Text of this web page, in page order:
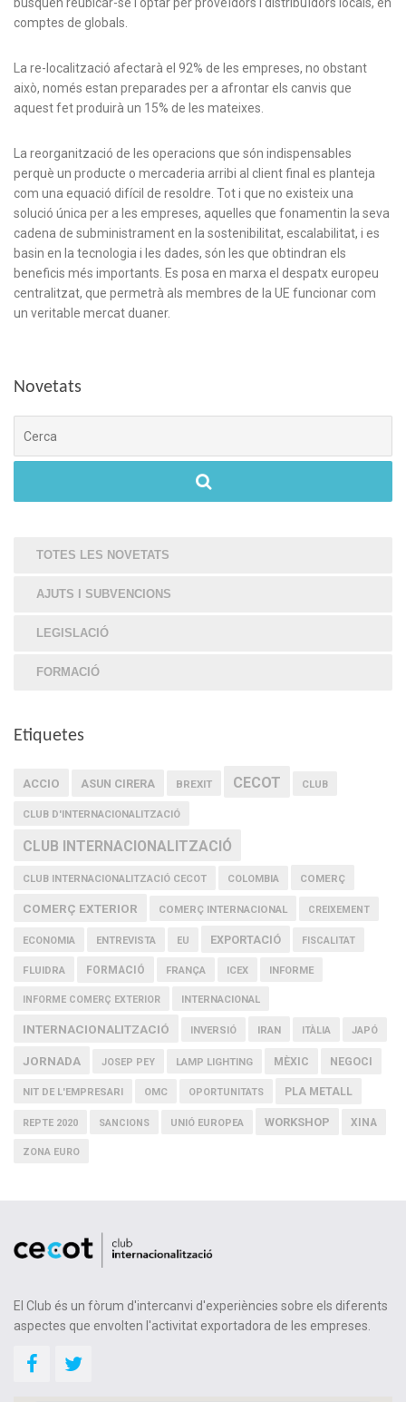
busquen reubicar-se i optar per proveïdors i distribuïdors locals, en
comptes de globals.
La re-localització afectarà el 92% de les empreses, no obstant
això, només estan preparades per a afrontar els canvis que
aquest fet produirà un 15% de les mateixes.
La reorganització de les operacions que són indispensables
perquè un producte o mercaderia arribi al client final es planteja
com una equació difícil de resoldre. Tot i que no existeix una
solució única per a les empreses, aquelles que fonamentin la seva
cadena de subministrament en la sostenibilitat, escalabilitat, i es
basin en la tecnologia i les dades, són les que obtindran els
beneficis més importants. Es posa en marxa el despatx europeu
centralitzat, que permetrà als membres de la UE funcionar com
un veritable mercat duaner.
Novetats
TOTES LES NOVETATS
AJUTS I SUBVENCIONS
LEGISLACIÓ
FORMACIÓ
Etiquetes
ACCIO ASUN CIRERA BREXIT CECOT CLUB
CLUB D'INTERNACIONALITZACIÓ
CLUB INTERNACIONALITZACIÓ
CLUB INTERNACIONALITZACIÓ CECOT COLOMBIA COMERÇ
COMERÇ EXTERIOR COMERÇ INTERNACIONAL CREIXEMENT
ECONOMIA ENTREVISTA EU EXPORTACIÓ FISCALITAT
FLUIDRA FORMACIÓ FRANÇA ICEX INFORME
INFORME COMERÇ EXTERIOR INTERNACIONAL
INTERNACIONALITZACIÓ INVERSIÓ IRAN ITÀLIA JAPÓ
JORNADA JOSEP PEY LAMP LIGHTING MÈXIC NEGOCI
NIT DE L'EMPRESARI OMC OPORTUNITATS PLA METALL
REPTE 2020 SANCIONS UNIÓ EUROPEA WORKSHOP XINA
ZONA EURO
El Club és un fòrum d'intercanvi d'experiències sobre els diferents
aspectes que envolten l'activitat exportadora de les empreses.